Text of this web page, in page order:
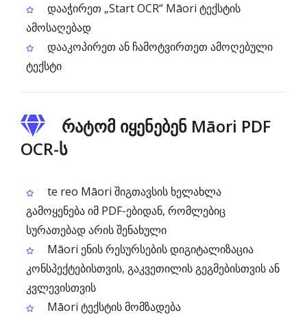
დააჭირეთ „Start OCR“ Māori ტექსტის
ამოსაღებად
დააკოპირეთ ან ჩამოტვირთეთ ამოღებული
ტექსტი
რატომ იყენებენ Māori PDF
OCR-ს
te reo Māori შიგთავსის ხელახლა
გამოყენება იმ PDF-ებიდან, რომლებიც
სურათებად არის შენახული
Māori ენის რესურსების დიგიტალიზაცია
კონსპექტებისთვის, გაკვეთილის გეგმებისთვის ან
კვლევისთვის
Māori ტექსტის მომზადება